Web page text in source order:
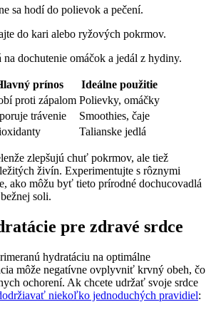
sa hodí do polievok a pečení.
do kari alebo ryžových pokrmov.
dochutenie omáčok a jedál z hydiny.
prínos
Ideálne použitie
proti zápalom Polievky, omáčky
trávenie
Smoothies, čaje
Talianske jedlá
zlepšujú chuť pokrmov, ale tiež
živín. Experimentujte s rôznymi
ako môžu byť tieto prírodné dochucovadlá
soli.
pre zdravé srdce
hydratáciu na optimálne
môže negatívne ovplyvniť krvný obeh, čo
ochorení. Ak chcete udržať svoje srdce
niekoľko jednoduchých pravidiel: